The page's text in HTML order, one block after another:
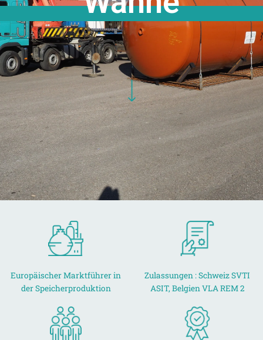
Europäischer Marktführer in
der Speicherproduktion
Zulassungen : Schweiz SVTI
ASIT, Belgien VLA REM 2